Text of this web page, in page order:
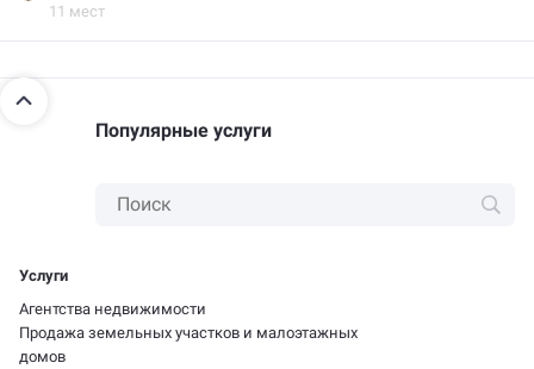
11 мест
Популярные услуги
Услуги
Агентства недвижимости
Продажа земельных участков и малоэтажных
домов